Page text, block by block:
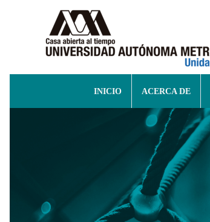
INICIO ACERCA DE